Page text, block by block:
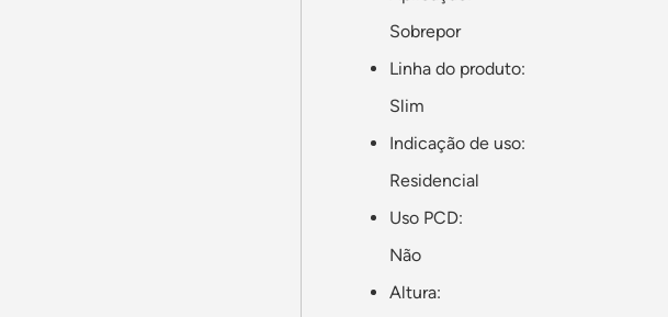
Sobrepor
Linha do produto:
Slim
Indicação de uso:
Residencial
Uso PCD:
Não
Altura: